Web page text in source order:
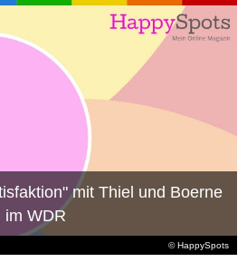
© HappySpots
mit Thiel und Boerne
im WDR